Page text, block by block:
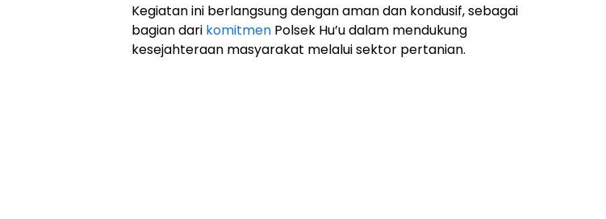
Kegiatan ini berlangsung dengan aman dan kondusif, sebagai
bagian dari komitmen Polsek Hu’u dalam mendukung
kesejahteraan masyarakat melalui sektor pertanian.